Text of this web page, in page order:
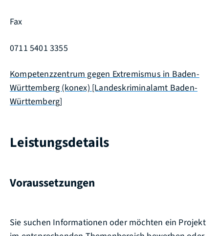
Fax
0711 5401 3355
Kompetenzzentrum gegen Extremismus in Baden-
Württemberg (konex) [Landeskriminalamt Baden-
Württemberg]
Leistungsdetails
Voraussetzungen
Sie suchen Informationen oder möchten ein Projekt